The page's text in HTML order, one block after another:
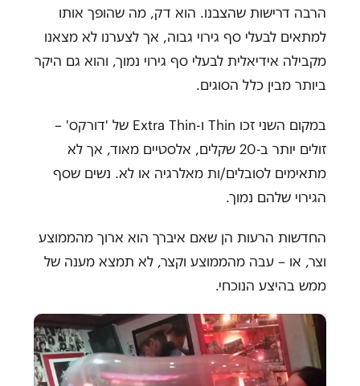
הרבה דרישות שהצבנו. הוא דק, מה שהופך אותו
למתאים לבעלי סף גירוי גבוה, אך לצערנו לא מצאנו
מקבילה אידיאלית לבעלי סף גירוי נמוך, והוא גם היקר
ביותר מבין כלל הסוגים.
במקום השני זכו Thin ו-Extra Thin של 'דורקס' –
זולים יותר ב-20 שקלים, אלסטיים מאוד, אך לא
מתאימים לסובלים/ות מאלרגיה או לא. נשים שסף
הגירוי שלהם נמוך.
החדשות הרעות הן שאם איברך הוא ארוך מהממוצע
וצר, או – עבה מהממוצע וקצר, לא תמצא מענה של
ממש בהיצע הנוכחי.